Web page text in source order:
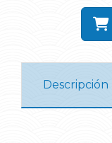
Descripción